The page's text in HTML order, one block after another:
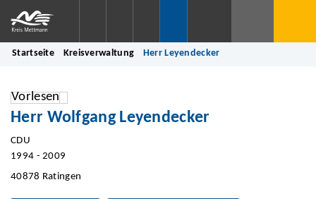
Startseite Kreisverwaltung Herr Leyendecker
Vorlesen
Herr Wolfgang Leyendecker
CDU
1994 - 2009
40878 Ratingen